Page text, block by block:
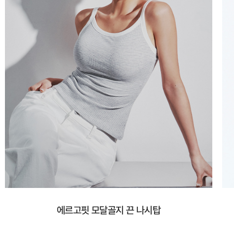
에르고핏 모달골지 끈 나시탑